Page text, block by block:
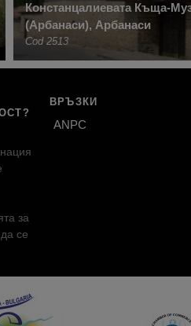
Констанцалиевата Къща-
(Арбанаси), Арбанаси
Cod 2513
за
се
ВРЪЗКИ
ANPC